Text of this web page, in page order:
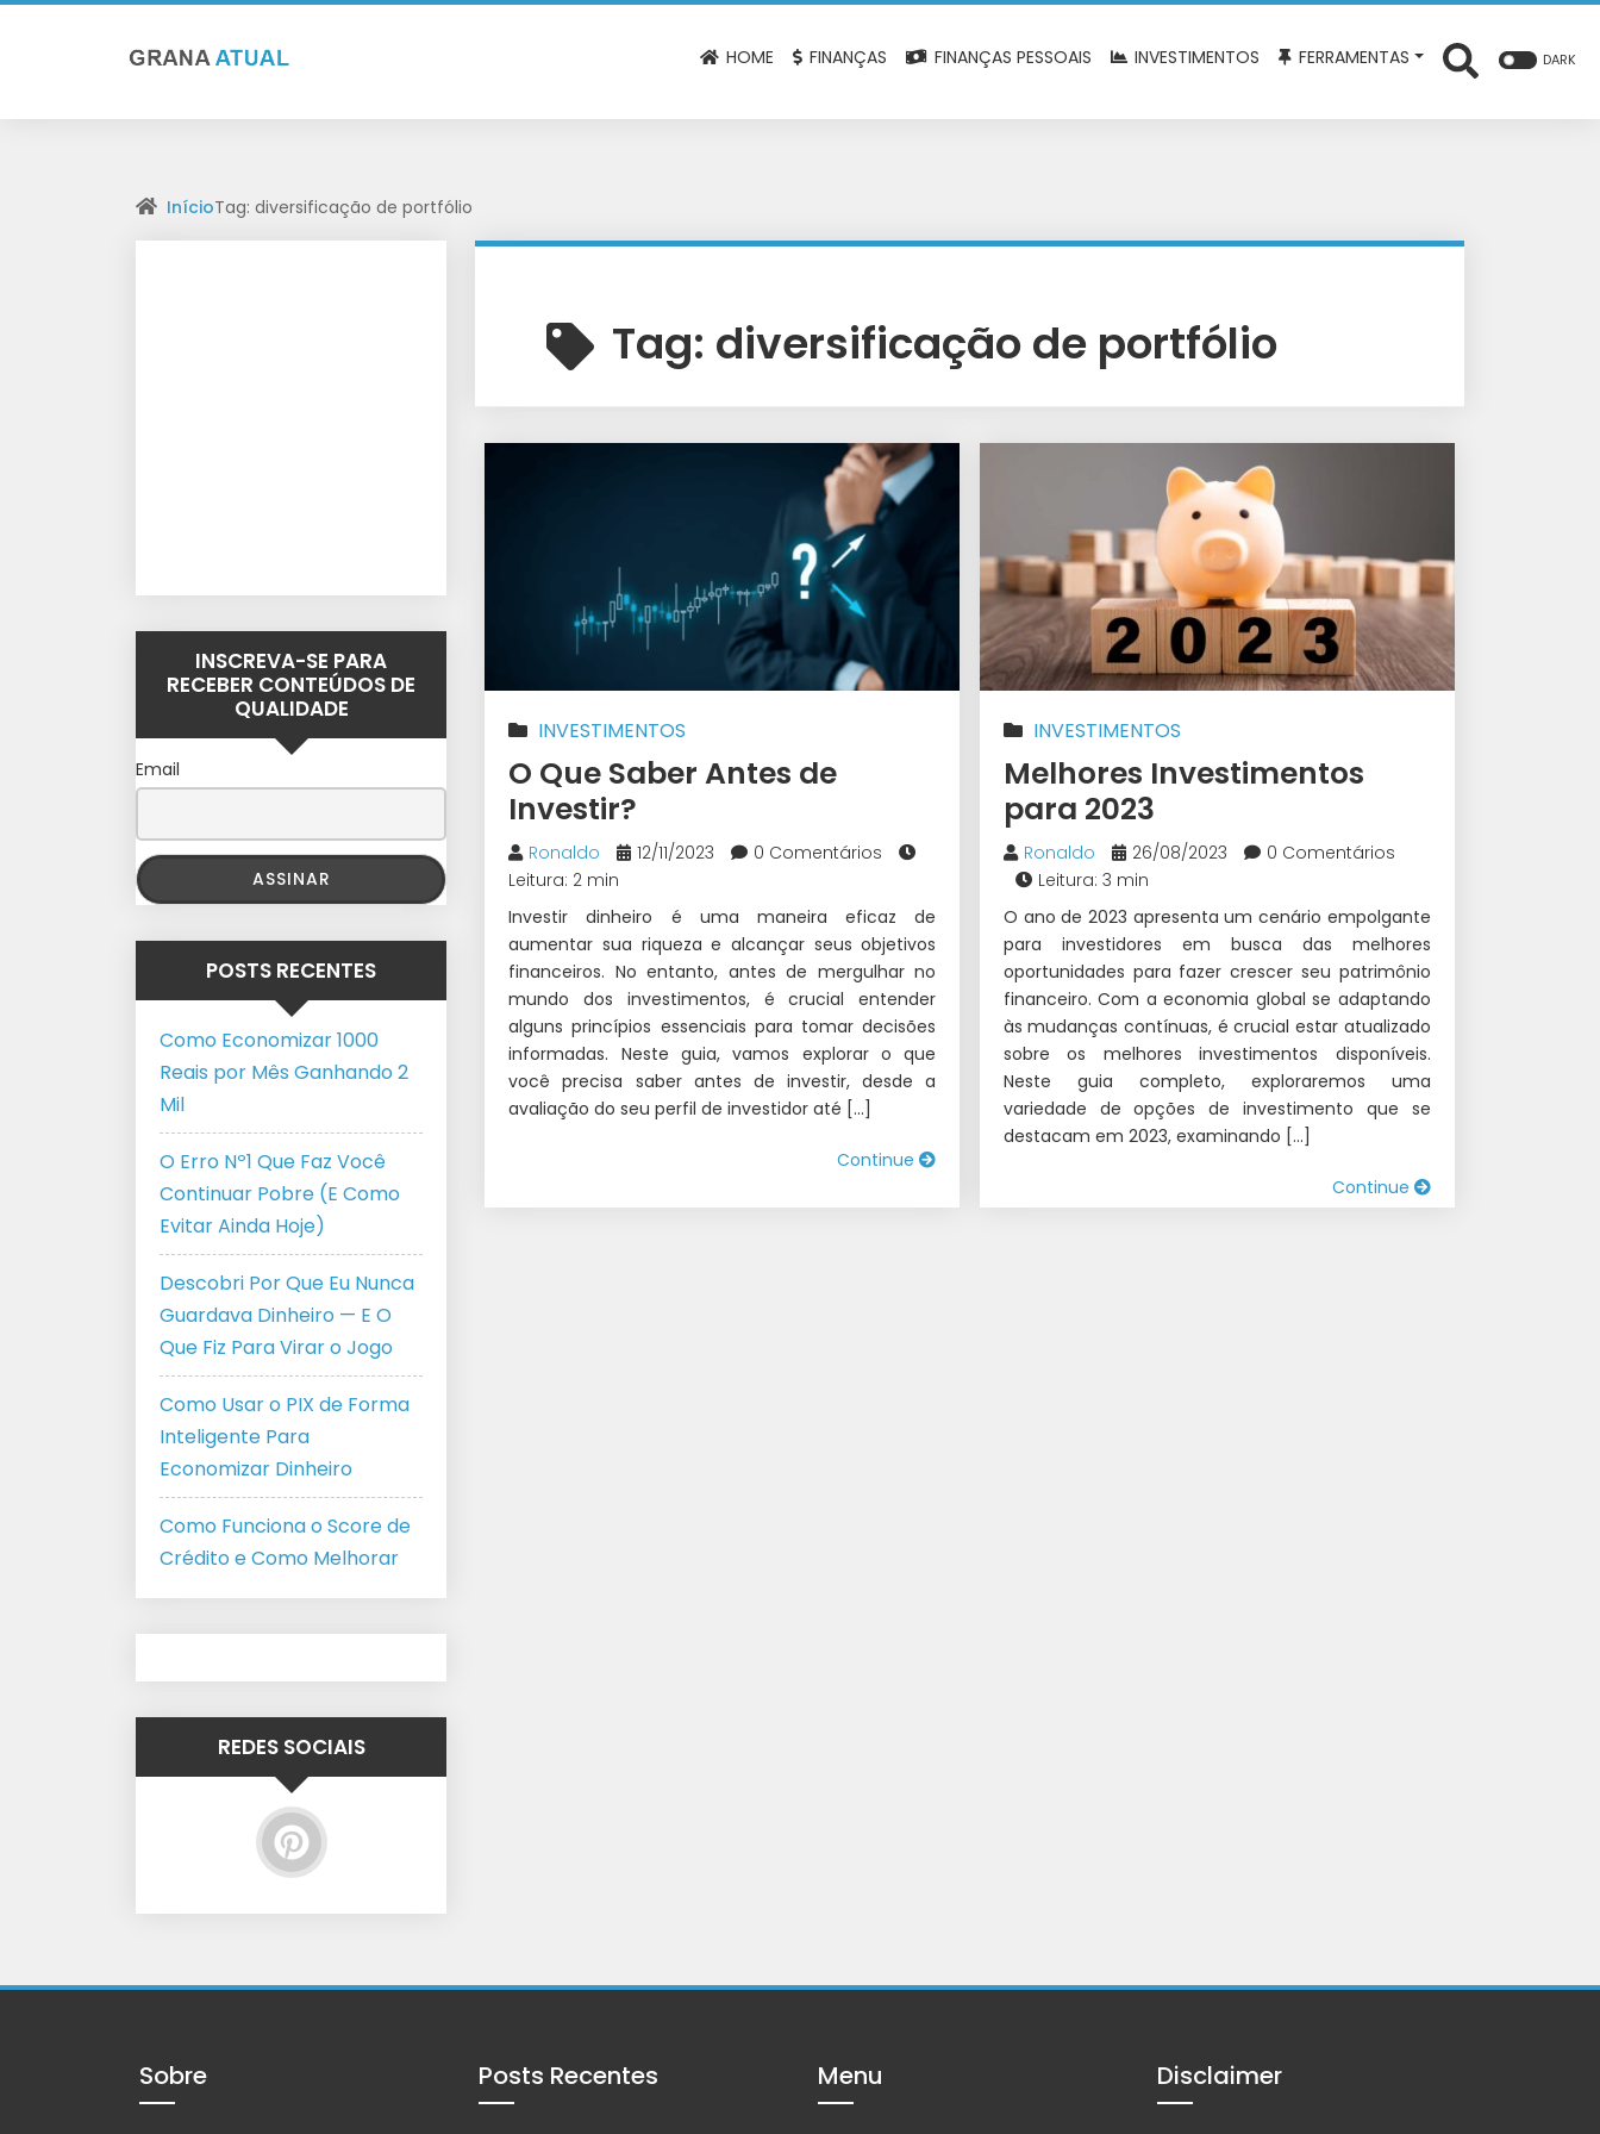
HOME FINANÇAS FINANÇAS PESSOAIS INVESTIMENTOS FERRAMENTAS DARK
InícioTag: diversificação de portfólio
Tag: diversificação de portfólio
INVESTIMENTOS
O Que Saber Antes de
Investir?
Ronaldo 12/11/2023
0 Comentários
Leitura: 2 min
Investir dinheiro é uma maneira eficaz de
aumentar sua riqueza e alcançar seus objetivos
financeiros. No entanto, antes de mergulhar no
mundo dos investimentos, é crucial entender
alguns princípios essenciais para tomar decisões
informadas. Neste guia, vamos explorar o que
você precisa saber antes de investir, desde a
avaliação do seu perfil de investidor até […]
Continue
INVESTIMENTOS
Melhores Investimentos
para 2023
Ronaldo 26/08/2023
0 Comentários
Leitura: 3 min
O ano de 2023 apresenta um cenário empolgante
para investidores em busca das melhores
oportunidades para fazer crescer seu patrimônio
financeiro. Com a economia global se adaptando
às mudanças contínuas, é crucial estar atualizado
sobre os melhores investimentos disponíveis.
Neste guia completo, exploraremos uma
variedade de opções de investimento que se
destacam em 2023, examinando […]
Continue
INSCREVA-SE PARA
RECEBER CONTEÚDOS DE
QUALIDADE
Email
POSTS RECENTES
Como Economizar 1000
Reais por Mês Ganhando 2
Mil
O Erro Nº1 Que Faz Você
Continuar Pobre (E Como
Evitar Ainda Hoje)
Descobri Por Que Eu Nunca
Guardava Dinheiro — E O
Que Fiz Para Virar o Jogo
Como Usar o PIX de Forma
Inteligente Para
Economizar Dinheiro
Como Funciona o Score de
Crédito e Como Melhorar
REDES SOCIAIS
Sobre Posts Recentes Menu Disclaimer